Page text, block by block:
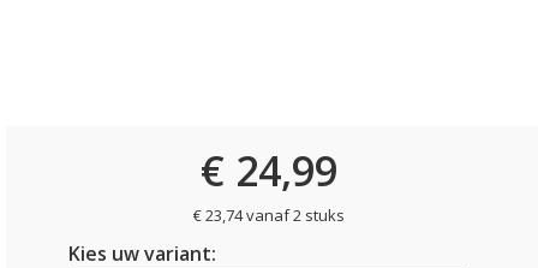
€ 24,99
€ 23,74 vanaf 2 stuks
Kies uw variant: